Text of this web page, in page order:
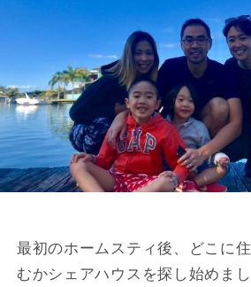
最初のホームスティ後、どこに住
むかシェアハウスを探し始めまし